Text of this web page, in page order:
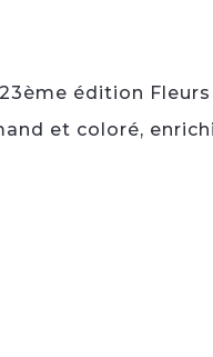
édition
et coloré,